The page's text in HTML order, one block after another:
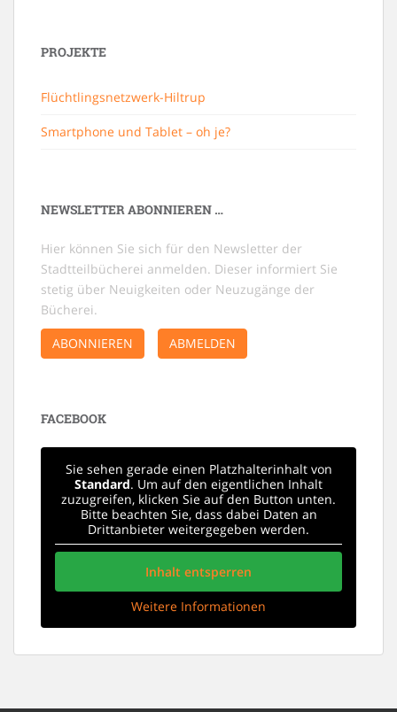
PROJEKTE
Flüchtlingsnetzwerk-Hiltrup
Smartphone und Tablet – oh je?
NEWSLETTER ABONNIEREN …
Hier können Sie sich für den Newsletter der
Stadtteilbücherei anmelden. Dieser informiert Sie
stetig über Neuigkeiten oder Neuzugänge der
Bücherei.
ABONNIEREN
ABMELDEN
FACEBOOK
Sie sehen gerade einen Platzhalterinhalt von
Standard. Um auf den eigentlichen Inhalt
zuzugreifen, klicken Sie auf den Button unten.
Bitte beachten Sie, dass dabei Daten an
Drittanbieter weitergegeben werden.
Inhalt entsperren
Weitere Informationen